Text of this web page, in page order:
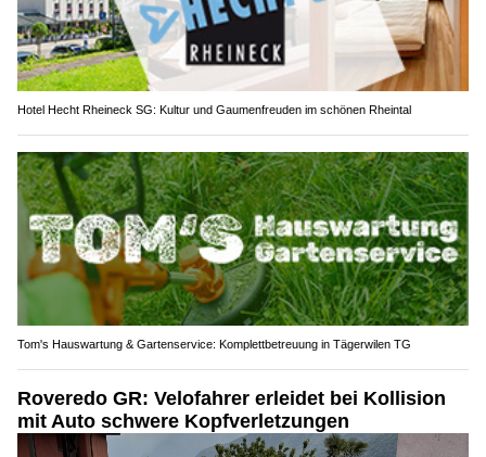
Hotel Hecht Rheineck SG: Kultur und Gaumenfreuden im schönen Rheintal
Tom's Hauswartung & Gartenservice: Komplettbetreuung in Tägerwilen TG
Roveredo GR: Velofahrer erleidet bei Kollision
mit Auto schwere Kopfverletzungen